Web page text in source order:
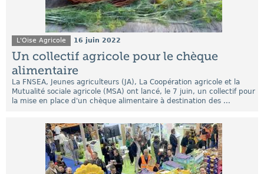
L'Oise Agricole 16 juin 2022
Un collectif agricole pour le chèque
alimentaire
La FNSEA, Jeunes agriculteurs (JA), La Coopération agricole et la
Mutualité sociale agricole (MSA) ont lancé, le 7 juin, un collectif pour
la mise en place d'un chèque alimentaire à destination des ...